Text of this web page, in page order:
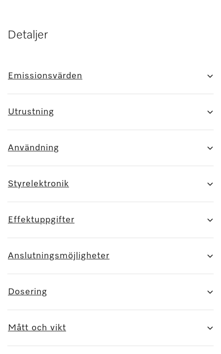
Detaljer
Emissionsvärden
Utrustning
Användning
Styrelektronik
Effektuppgifter
Anslutningsmöjligheter
Dosering
Mått och vikt